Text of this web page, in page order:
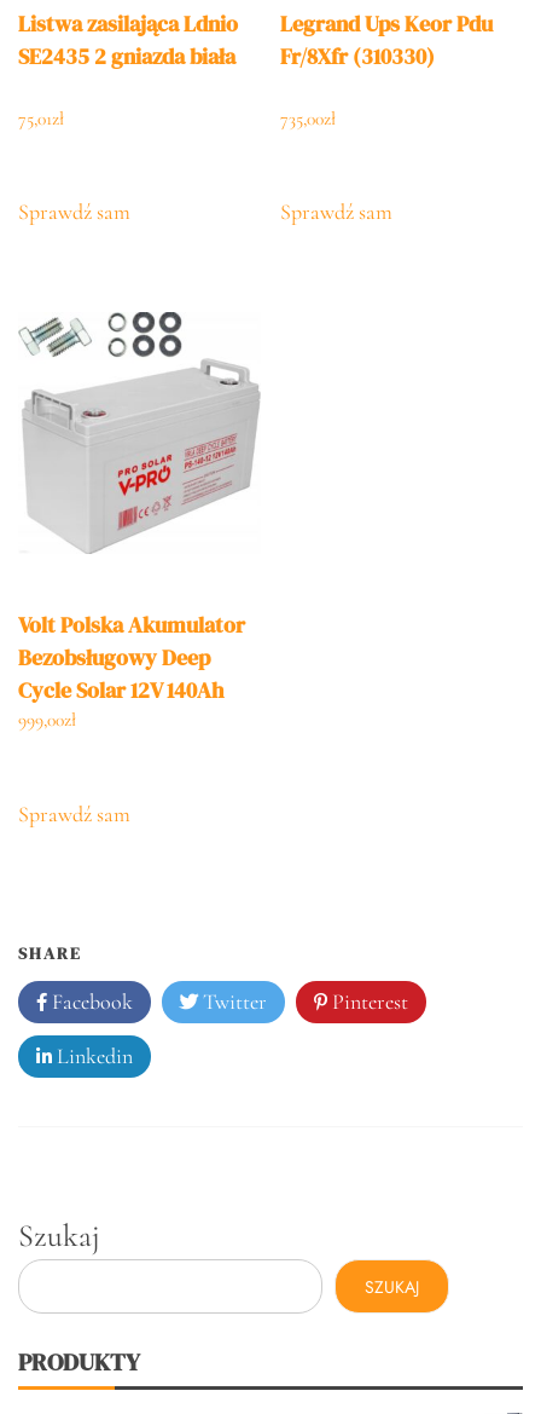
Listwa zasilająca Ldnio
SE2435 2 gniazda biała
75,01zł
Sprawdź sam
Legrand Ups Keor Pdu
Fr/8Xfr (310330)
735,00zł
Sprawdź sam
Volt Polska Akumulator
Bezobsługowy Deep
Cycle Solar 12V 140Ah
(6AKXDEEP14)
999,00zł
Sprawdź sam
SHARE
Facebook Twitter Pinterest
Linkedin
Szukaj
SZUKAJ
PRODUKTY